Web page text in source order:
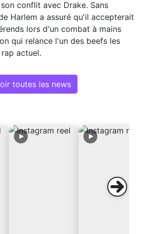
conflit avec Drake. Sans
Harlem a assuré qu'il accepterait
lors d'un combat à mains
qui relance l'un des beefs les
actuel.
toutes les news